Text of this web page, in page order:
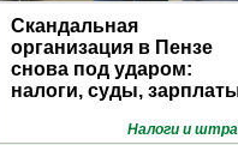
Скандальная
организация в Пензе
снова под ударом:
налоги, суды,
Налоги и